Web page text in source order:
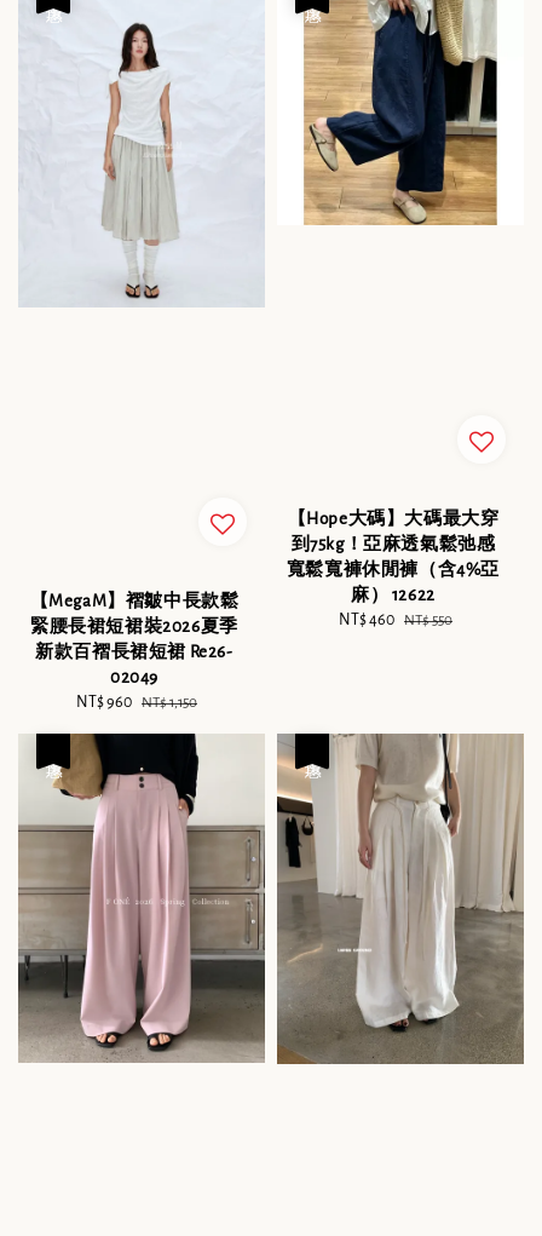
【MegaM】褶皺中長款鬆
緊腰長裙短裙裝2026夏季
新款百褶長裙短裙 Re26-
02049
Sale
NT$ 960 Regular
NT$ 1,150
【Hope大碼】大碼最大穿
到75kg！亞麻透氣鬆弛感
寬鬆寬褲休閒褲（含4%亞
麻） 12622
Sale
NT$ 460 Regular
NT$ 550